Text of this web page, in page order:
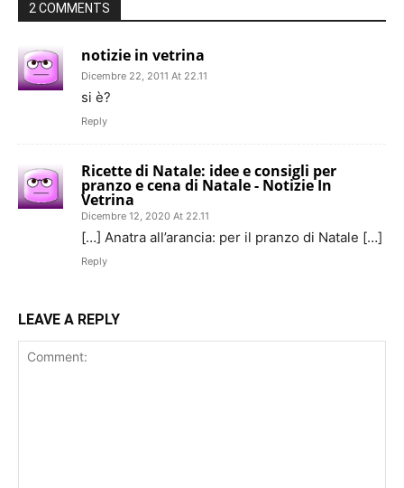
2 COMMENTS
notizie in vetrina
Dicembre 22, 2011 At 22.11
si è?
Reply
Ricette di Natale: idee e consigli per
pranzo e cena di Natale - Notizie In
Vetrina
Dicembre 12, 2020 At 22.11
[…] Anatra all’arancia: per il pranzo di Natale […]
Reply
LEAVE A REPLY